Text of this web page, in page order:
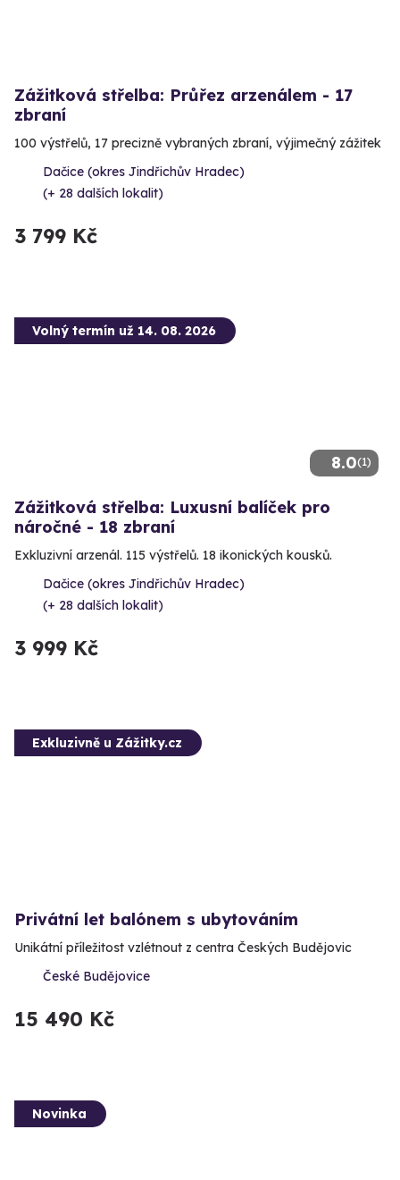
Zážitková střelba: Průřez arzenálem - 17
zbraní
100 výstřelů, 17 precizně vybraných zbraní, výjimečný zážitek
Dačice (okres Jindřichův Hradec)
(+ 28 dalších lokalit)
3 799 Kč
8.0(1)
Volný termín už 14. 08. 2026
Zážitková střelba: Luxusní balíček pro
náročné - 18 zbraní
Exkluzivní arzenál. 115 výstřelů. 18 ikonických kousků.
Dačice (okres Jindřichův Hradec)
(+ 28 dalších lokalit)
3 999 Kč
Exkluzivně u Zážitky.cz
Privátní let balónem s ubytováním
Unikátní příležitost vzlétnout z centra Českých Budějovic
České Budějovice
15 490 Kč
Novinka